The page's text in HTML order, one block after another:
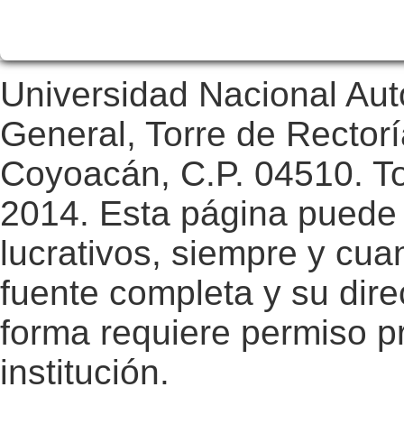
Universidad Nacional
General, Torre de
Coyoacán, C.P. 04510.
2014. Esta página
lucrativos, siempre y
fuente completa y su
forma requiere permiso
institución.